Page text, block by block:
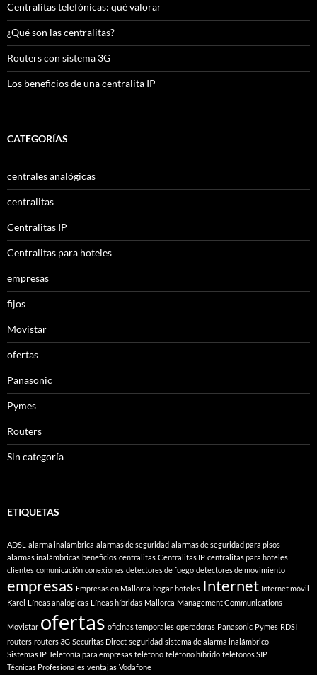
Centralitas telefónicas: qué valorar
¿Qué son las centralitas?
Routers con sistema 3G
Los beneficios de una centralita IP
CATEGORÍAS
centrales analógicas
centralitas
Centralitas IP
Centralitas para hoteles
empresas
fijos
Movistar
ofertas
Panasonic
Pymes
Routers
Sin categoría
ETIQUETAS
ADSL alarma inalámbrica alarmas de seguridad alarmas de seguridad para pisos
alarmas inalámbricas beneficios centralitas Centralitas IP centralitas para hoteles
clientes comunicación conexiones detectores de fuego detectores de movimiento
empresas Empresas en Mallorca hogar hoteles Internet Internet móvil
Karel Líneas analógicas Líneas híbridas Mallorca Management Communications
Movistar ofertas oficinas temporales operadoras Panasonic Pymes RDSI
routers routers 3G Securitas Direct seguridad sistema de alarma inalámbrico
Sistemas IP Telefonía para empresas teléfono teléfono híbrido teléfonos SIP
Técnicas Profesionales ventajas Vodafone